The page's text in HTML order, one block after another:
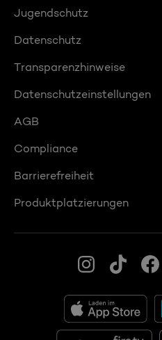
Jugendschutz
Datenschutz
Transparenzhinweise
Datenschutzeinstellungen
AGB
Compliance
Barrierefreiheit
Produktplatzierungen